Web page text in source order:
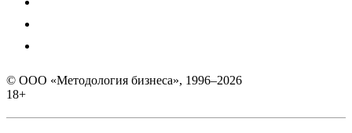
© ООО «Методология бизнеса», 1996–2026
18+